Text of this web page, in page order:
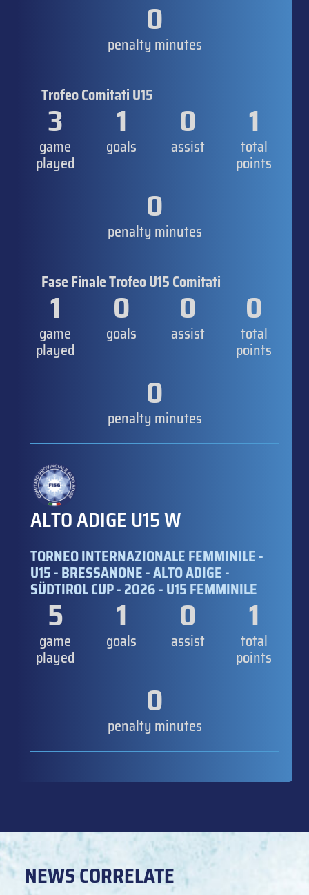
0
penalty minutes
Trofeo Comitati U15
3
game
played
1
goals
0
assist
1
total
points
0
penalty minutes
Fase Finale Trofeo U15 Comitati
1
game
played
0
goals
0
assist
0
total
points
0
penalty minutes
ALTO ADIGE U15 W
TORNEO INTERNAZIONALE FEMMINILE -
U15 - BRESSANONE - ALTO ADIGE -
SÜDTIROL CUP - 2026 - U15 FEMMINILE
5
game
played
1
goals
0
assist
1
total
points
0
penalty minutes
NEWS CORRELATE